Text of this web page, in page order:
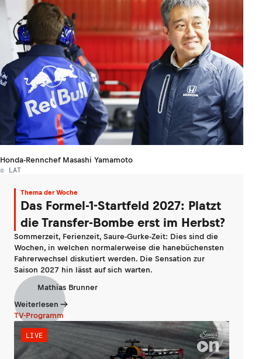
Honda-Rennchef Masashi Yamamoto
© LAT
Thema der Woche
Das Formel-1-Startfeld 2027: Platzt
die Transfer-Bombe erst im Herbst?
Sommerzeit, Ferienzeit, Saure-Gurke-Zeit: Dies sind die
Wochen, in welchen normalerweise die hanebüchensten
Fahrerwechsel diskutiert werden. Die Sensation zur
Saison 2027 hin lässt auf sich warten.
Mathias Brunner
Weiterlesen
TV-Programm
LIVE